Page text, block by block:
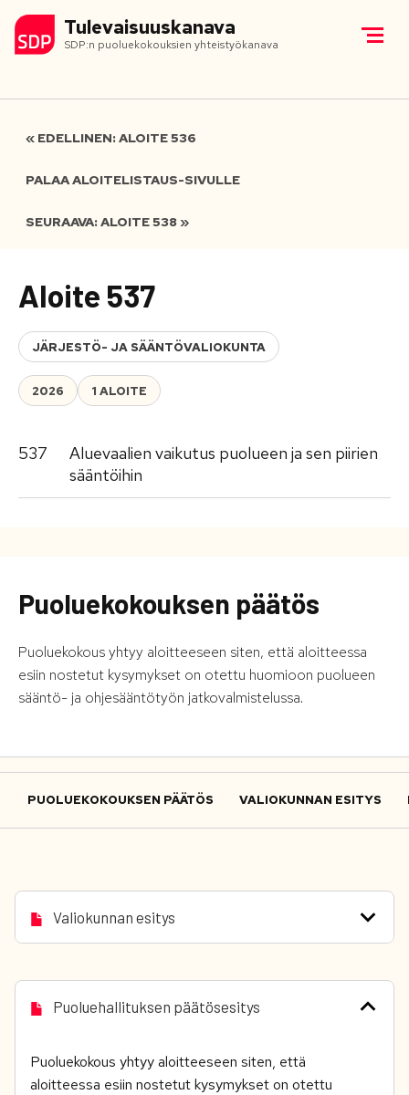
Tulevaisuuskanava
SDP:n puoluekokouksien yhteistyökanava
« EDELLINEN: ALOITE 536
PALAA ALOITELISTAUS-SIVULLE
SEURAAVA: ALOITE 538 »
Aloite 537
JÄRJESTÖ- JA SÄÄNTÖVALIOKUNTA
2026 1 ALOITE
537
Aluevaalien vaikutus puolueen ja sen piirien
sääntöihin
Puoluekokouksen päätös
Puoluekokous yhtyy aloitteeseen siten, että aloitteessa
esiin nostetut kysymykset on otettu huomioon puolueen
sääntö- ja ohjesääntötyön jatkovalmistelussa.
PUOLUEKOKOUKSEN PÄÄTÖS VALIOKUNNAN ESITYS
Valiokunnan esitys
Puoluehallituksen päätösesitys
Puoluekokous yhtyy aloitteeseen siten, että
aloitteessa esiin nostetut kysymykset on otettu